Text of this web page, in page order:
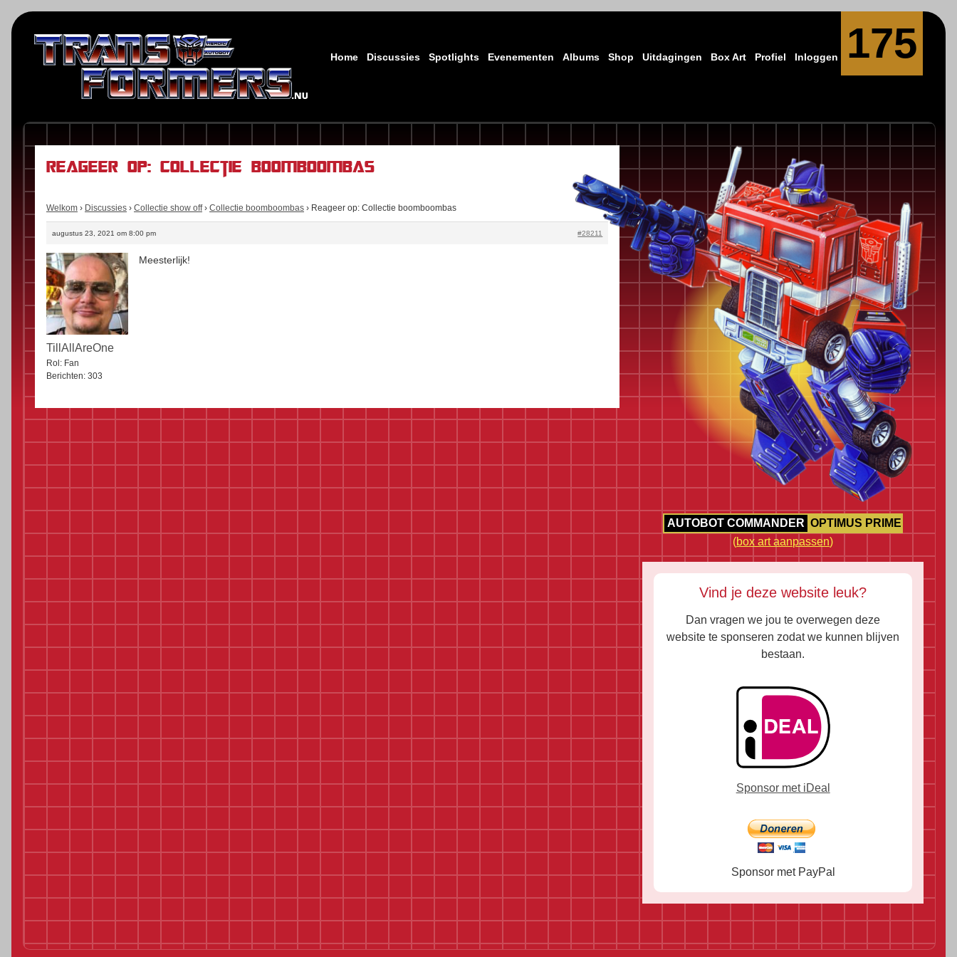
Home Discussies Spotlights Evenementen Albums Shop Uitdagingen Box Art Profiel Inloggen 175
Reageer op: Collectie boomboombas
Welkom › Discussies › Collectie show off › Collectie boomboombas › Reageer op: Collectie boomboombas
augustus 23, 2021 om 8:00 pm #28211
TillAllAreOne
Rol: Fan
Berichten: 303
Meesterlijk!
AUTOBOT COMMANDER OPTIMUS PRIME
(box art aanpassen)
Vind je deze website leuk?
Dan vragen we jou te overwegen deze
website te sponseren zodat we kunnen blijven
bestaan.
Sponsor met iDeal
Sponsor met PayPal